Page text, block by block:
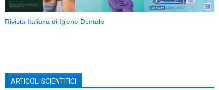
Rivista Italiana di Igiene Dentale
ARTICOLI SCIENTIFICI